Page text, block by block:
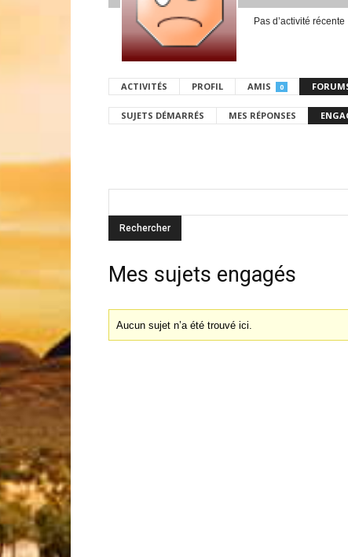
Pas d’activité récente
ACTIVITÉS PROFIL AMIS 0
SUJETS DÉMARRÉS MES RÉPONSES
Mes sujets engagés
Aucun sujet n’a été trouvé ici.